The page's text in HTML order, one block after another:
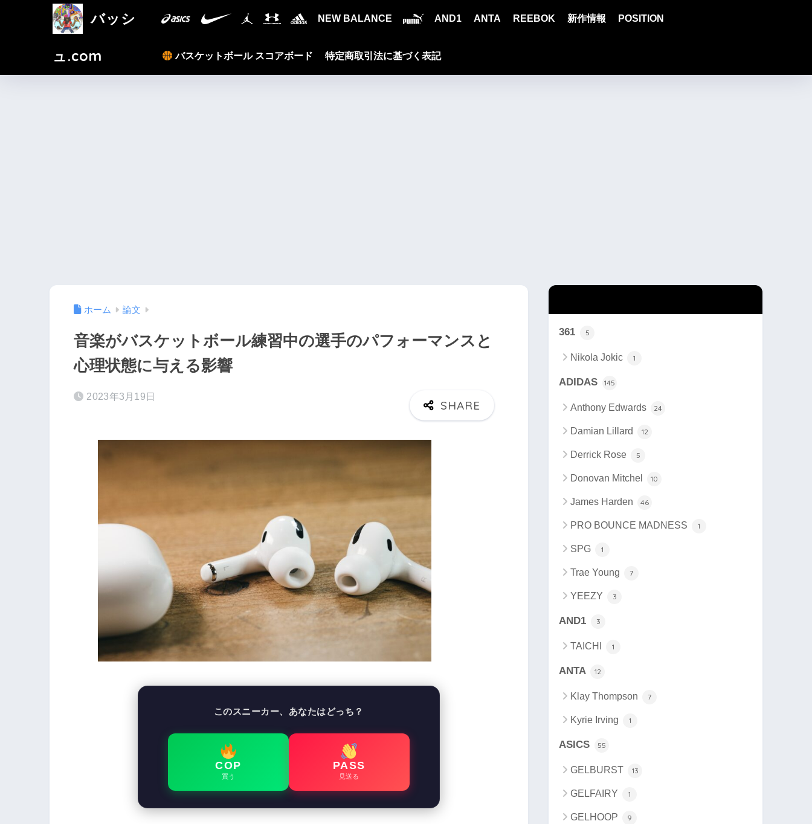
バッシ
ュ.com
NEW BALANCE AND1 ANTA REEBOK 新作情報 POSITION
バスケットボール スコアボード 特定商取引法に基づく表記
ホーム 論文
音楽がバスケットボール練習中の選手のパフォーマンスと
心理状態に与える影響
2023年3月19日
このスニーカー、あなたはどっち？
COP
買う
PASS
見送る
361 5
Nikola Jokic 1
ADIDAS 145
Anthony Edwards 24
Damian Lillard 12
Derrick Rose 5
Donovan Mitchel 10
James Harden 46
PRO BOUNCE MADNESS 1
SPG 1
Trae Young 7
YEEZY 3
AND1 3
TAICHI 1
ANTA 12
Klay Thompson 7
Kyrie Irving 1
ASICS 55
GELBURST 13
GELFAIRY 1
GELHOOP 9